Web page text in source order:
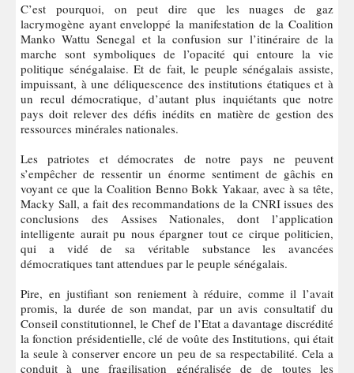
C’est pourquoi, on peut dire que les nuages de gaz
lacrymogène ayant enveloppé la manifestation de la Coalition
Manko Wattu Senegal et la confusion sur l’itinéraire de la
marche sont symboliques de l’opacité qui entoure la vie
politique sénégalaise. Et de fait, le peuple sénégalais assiste,
impuissant, à une déliquescence des institutions étatiques et à
un recul démocratique, d’autant plus inquiétants que notre
pays doit relever des défis inédits en matière de gestion des
ressources minérales nationales.
Les patriotes et démocrates de notre pays ne peuvent
s’empêcher de ressentir un énorme sentiment de gâchis en
voyant ce que la Coalition Benno Bokk Yakaar, avec à sa tête,
Macky Sall, a fait des recommandations de la CNRI issues des
conclusions des Assises Nationales, dont l’application
intelligente aurait pu nous épargner tout ce cirque politicien,
qui a vidé de sa véritable substance les avancées
démocratiques tant attendues par le peuple sénégalais.
Pire, en justifiant son reniement à réduire, comme il l’avait
promis, la durée de son mandat, par un avis consultatif du
Conseil constitutionnel, le Chef de l’Etat a davantage discrédité
la fonction présidentielle, clé de voûte des Institutions, qui était
la seule à conserver encore un peu de sa respectabilité. Cela a
conduit à une fragilisation généralisée de de toutes les